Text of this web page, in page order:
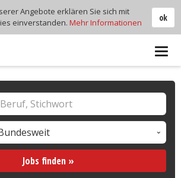
Jobs finden »
ok
Angebote erklären Sie sich mit
einverstanden. Mehr Informationen